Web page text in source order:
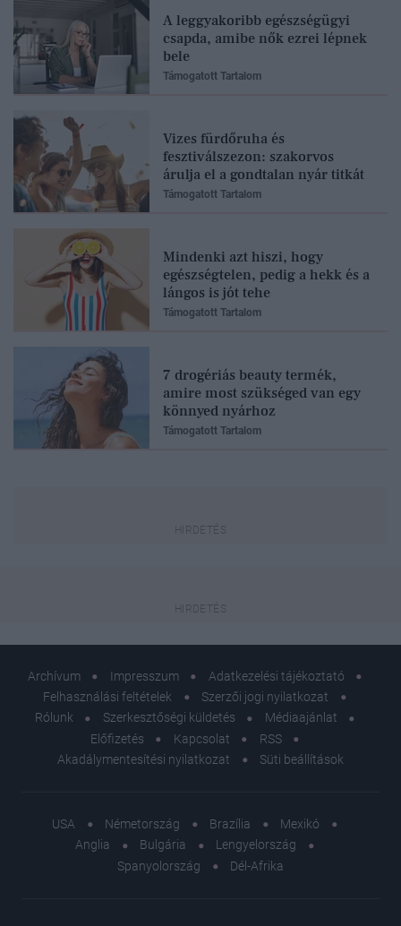
A leggyakoribb egészségügyi
csapda, amibe nők ezrei lépnek
bele
Támogatott Tartalom
Vizes fürdőruha és
fesztiválszezon: szakorvos
árulja el a gondtalan nyár titkát
Támogatott Tartalom
Mindenki azt hiszi, hogy
egészségtelen, pedig a hekk és a
lángos is jót tehe
Támogatott Tartalom
7 drogériás beauty termék,
amire most szükséged van egy
könnyed nyárhoz
Támogatott Tartalom
Archívum Impresszum
Adatkezelési tájékoztató
Felhasználási feltételek
Szerzői jogi nyilatkozat
Rólunk
Szerkesztőségi küldetés
Médiaajánlat
Előfizetés
Kapcsolat
RSS
Akadálymentesítési nyilatkozat
Süti beállítások
USA Németország Brazília
Mexikó
Anglia
Bulgária
Lengyelország
Spanyolország
Dél-Afrika